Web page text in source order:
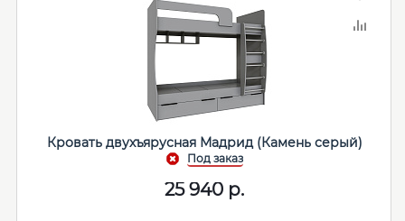
Кровать двухъярусная Мадрид (Камень серый)
25 940 р.